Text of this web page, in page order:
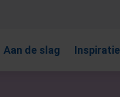
Aan de slag Inspiratie
gewenste pagina.